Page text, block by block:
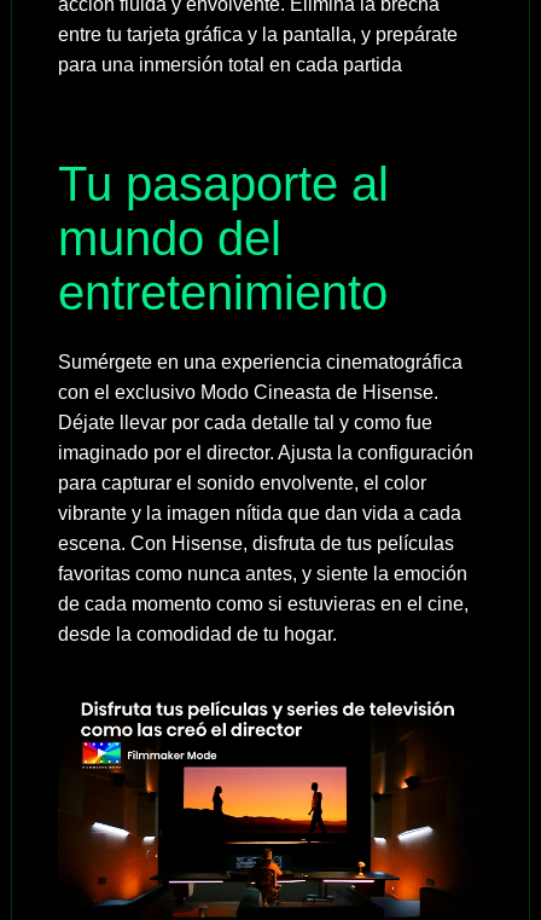
entre tu tarjeta gráfica y la pantalla, y prepárate
para una inmersión total en cada partida
Tu pasaporte al
mundo del
entretenimiento
Sumérgete en una experiencia cinematográfica
con el exclusivo Modo Cineasta de Hisense.
Déjate llevar por cada detalle tal y como fue
imaginado por el director. Ajusta la configuración
para capturar el sonido envolvente, el color
vibrante y la imagen nítida que dan vida a cada
escena. Con Hisense, disfruta de tus películas
favoritas como nunca antes, y siente la emoción
de cada momento como si estuvieras en el cine,
desde la comodidad de tu hogar.